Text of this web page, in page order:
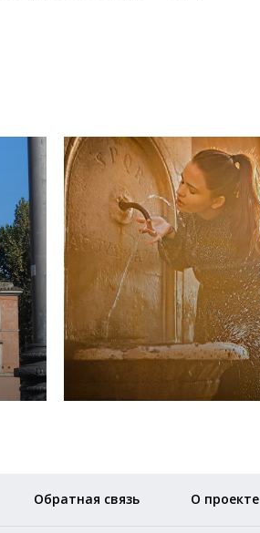
Обратная связь О проекте